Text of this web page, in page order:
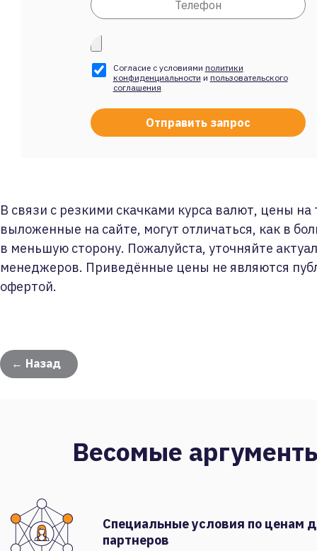
Согласие с условиями политики
конфиденциальности и пользовательского
соглашения
В связи с резкими скачками курса валют, цены на
выложенные на сайте, могут отличаться, как в
в меньшую сторону. Пожалуйста, уточняйте
менеджеров. Приведённые цены не являются
офертой.
← Назад
Весомые
Специальные условия по ценам
партнеров